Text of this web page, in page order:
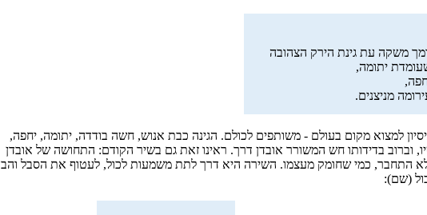
משקה עת גינת הירק הצהובה
יתומה,
מניצנים.
למצוא מקום בעולם - משותפים לכולם. הגינה כבת אנוש, חשה בודדה, יתומה, יחפה,
וברוב בדידותו חש המשורר אובדן דרך. ראינו זאת גם בשיר הקודם: התחושה של אובדן
התחבר, כמי שחומק מעצמו. השירה היא דרך לתת משמעות לכול, לעטוף את הסבל
(שם):